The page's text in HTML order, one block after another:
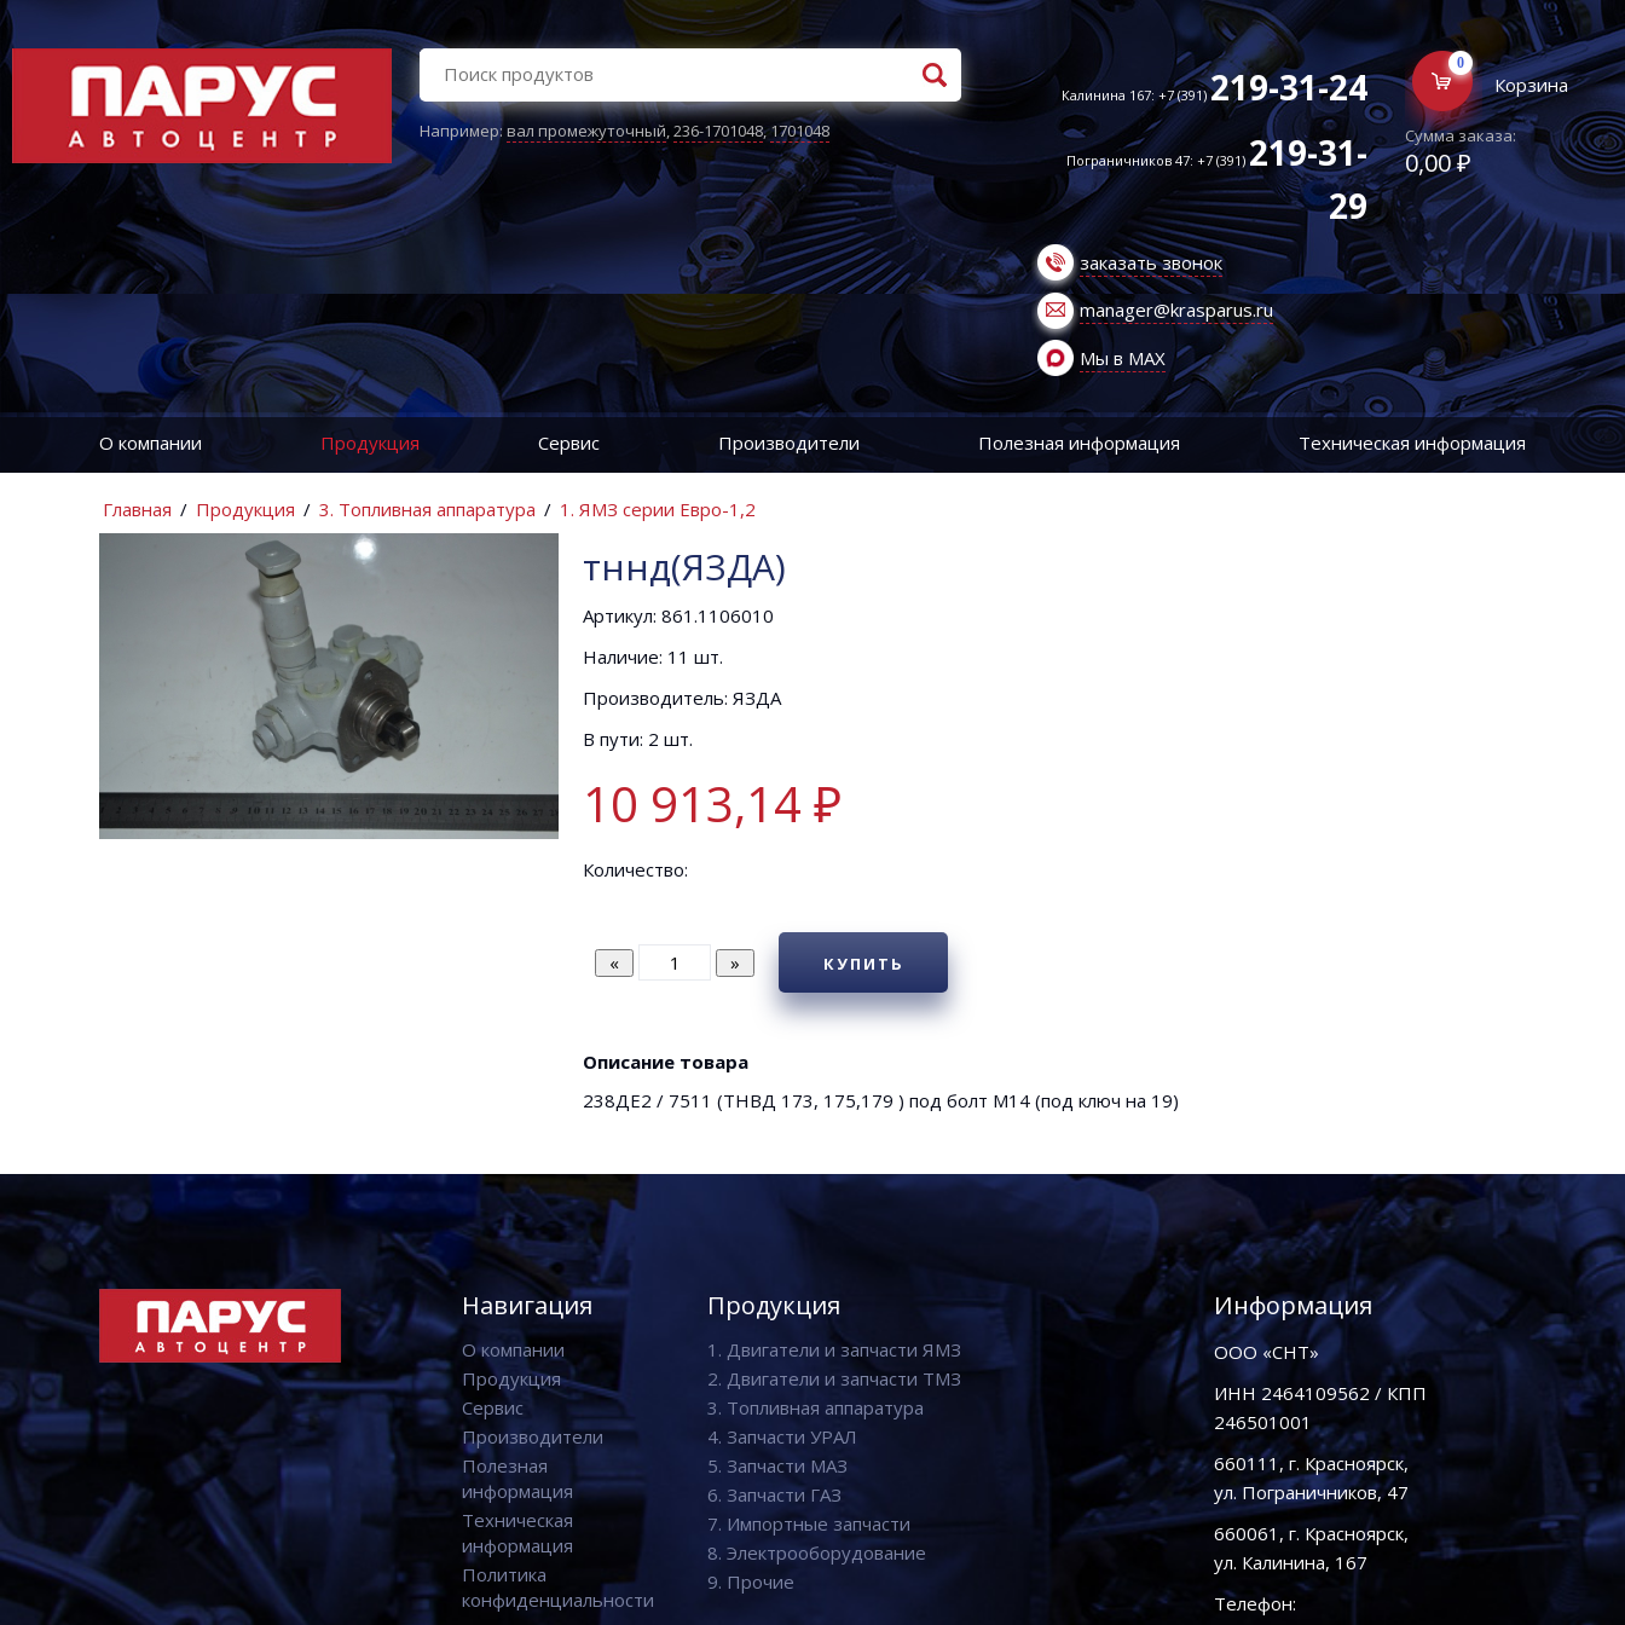
Например:вал промежуточный,236-1701048,1701048
Калинина 167: +7 (391)219-31-24
Пограничников 47: +7 (391)219-31-
29
заказать звонок
manager@krasparus.ru
Мы в MAX
0
Корзина
Сумма заказа:
0,00 ₽
О компании Продукция Сервис Производители Полезная информация Техническая информация
Главная / Продукция / 3. Топливная аппаратура / 1. ЯМЗ серии Евро-1,2
тннд(ЯЗДА)
Артикул: 861.1106010
Наличие: 11 шт.
Производитель: ЯЗДА
В пути: 2 шт.
10 913,14 ₽
Количество:
КУПИТЬ
Описание товара
238ДЕ2 / 7511 (ТНВД 173, 175,179 ) под болт М14 (под ключ на 19)
Навигация
О компании
Продукция
Сервис
Производители
Полезная
информация
Техническая
информация
Политика
конфиденциальности
Продукция
1. Двигатели и запчасти ЯМЗ
2. Двигатели и запчасти ТМЗ
3. Топливная аппаратура
4. Запчасти УРАЛ
5. Запчасти МАЗ
6. Запчасти ГАЗ
7. Импортные запчасти
8. Электрооборудование
9. Прочие
Информация
ООО «СНТ»
ИНН 2464109562 / КПП
246501001
660111, г. Красноярск,
ул. Пограничников, 47
660061, г. Красноярск,
ул. Калинина, 167
Телефон: